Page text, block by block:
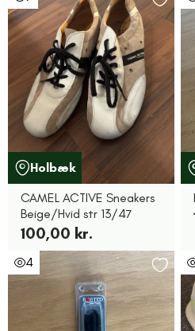
Holbæk
CAMEL ACTIVE Sneakers
Beige/Hvid str 13/47
100,00 kr.
4